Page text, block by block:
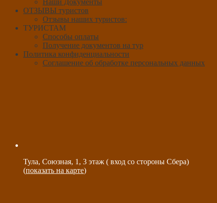
ОТЗЫВЫ туристов
Отзывы наших туристов:
ТУРИСТАМ
Способы оплаты
Получение документов на тур
Политика конфиденциальности
Соглашение об обработке персональных данных
Тула, Союзная, 1, 3 этаж ( вход со стороны Сбера)
(показать на карте)